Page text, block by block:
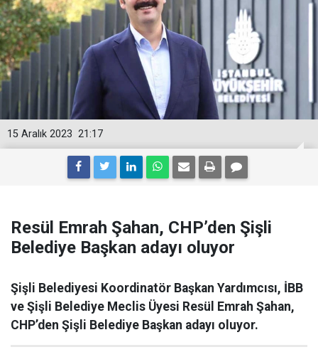
21:17
15 Aralık 2023
Resül Emrah Şahan, CHP’den Şişli
Belediye Başkan adayı oluyor
Şişli Belediyesi Koordinatör Başkan Yardımcısı, İBB
ve Şişli Belediye Meclis Üyesi Resül Emrah Şahan,
CHP’den Şişli Belediye Başkan adayı oluyor.